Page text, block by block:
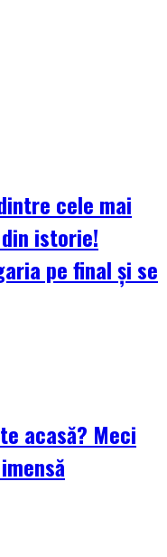
cele mai
istorie!
pe final și se
acasă? Meci